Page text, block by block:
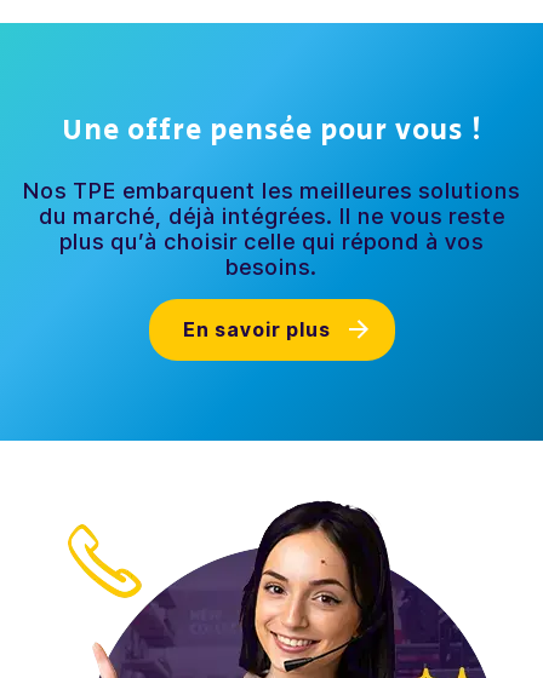
Une offre pensée pour vous !
Nos TPE embarquent les meilleures solutions
du marché, déjà intégrées. Il ne vous reste
plus qu’à choisir celle qui répond à vos
besoins.
En savoir plus